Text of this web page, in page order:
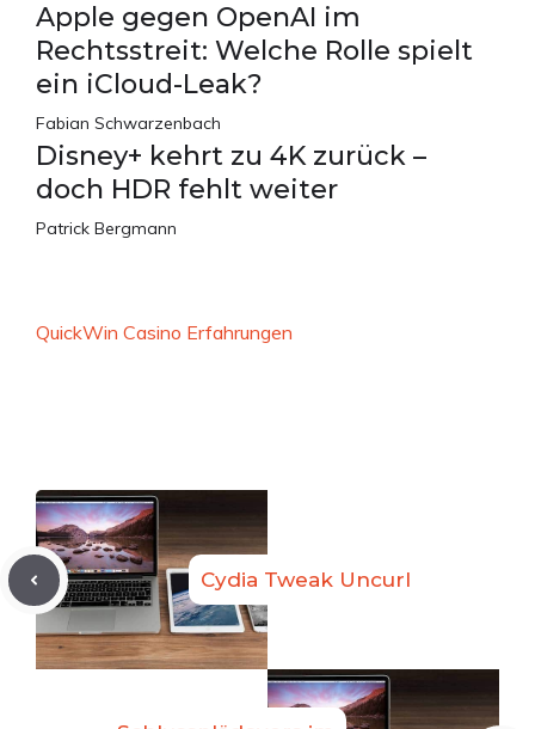
Apple gegen OpenAI im
Rechtsstreit: Welche Rolle spielt
ein iCloud-Leak?
Fabian Schwarzenbach
Disney+ kehrt zu 4K zurück –
doch HDR fehlt weiter
Patrick Bergmann
QuickWin Casino Erfahrungen
Cydia Tweak Uncurl